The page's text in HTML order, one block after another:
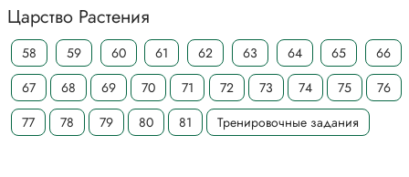
Царство Растения
58 59 60 61 62 63 64 65
66
67
68 69 70 71 72 73 74 75
76
77
78 79 80 81 Тренировочные задания